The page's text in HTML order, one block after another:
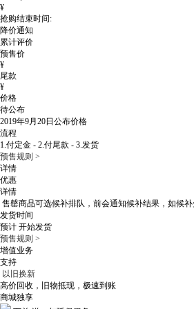
¥
抢购结束时间:
降价通知
累计评价
预售价
¥
尾款
¥
价格
待公布
2019年9月20日 公布价格
流程
1.付定金 - 2.付尾款 - 3.发货
预售规则 >
详情
优惠
详情
售罄商品可选候补排队， 前会通知候补结果，如候补
发货时间
预计 开始发货
预售规则 >
增值业务
支持
以旧换新
高价回收，旧物抵现，极速到账
商城独享